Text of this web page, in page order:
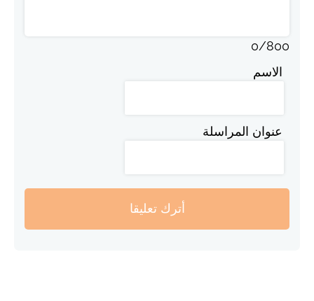
0/800
الاسم
عنوان المراسلة
أترك تعليقا